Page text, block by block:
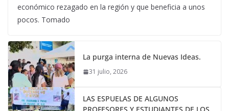
económico rezagado en la región y que beneficia a unos
pocos. Tomado
La purga interna de Nuevas Ideas.
31 julio, 2026
LAS ESPUELAS DE ALGUNOS